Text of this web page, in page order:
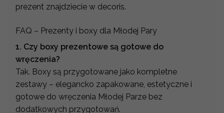
prezent znajdziecie w decoris.
FAQ – Prezenty i boxy dla Młodej Pary
1. Czy boxy prezentowe są gotowe do
wręczenia?
Tak. Boxy są przygotowane jako kompletne
zestawy – elegancko zapakowane, estetyczne i
gotowe do wręczenia Młodej Parze bez
dodatkowych przygotowań.